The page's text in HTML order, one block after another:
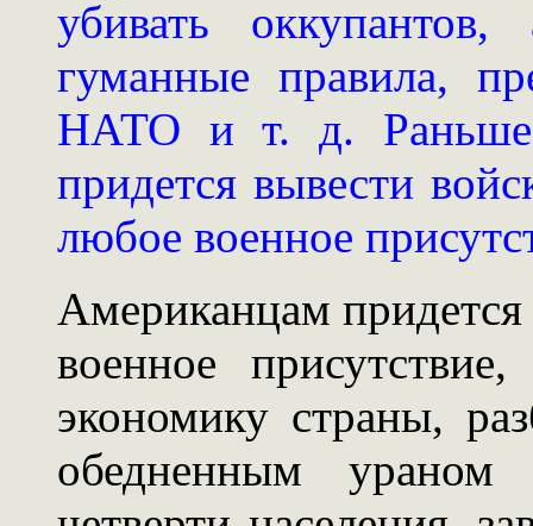
убивать
гуманные правила,
НАТО и т. д. Раньше
придется вывести
любое военное
Американцам придется
военное
экономику страны,
обедненным ураном